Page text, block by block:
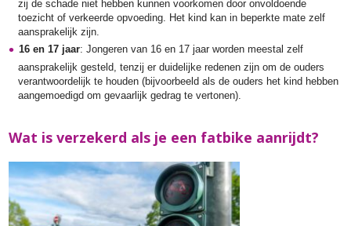
zij de schade niet hebben kunnen voorkomen door onvoldoende
toezicht of verkeerde opvoeding. Het kind kan in beperkte mate zelf
aansprakelijk zijn.
16 en 17 jaar: Jongeren van 16 en 17 jaar worden meestal zelf
aansprakelijk gesteld, tenzij er duidelijke redenen zijn om de ouders
verantwoordelijk te houden (bijvoorbeeld als de ouders het kind hebben
aangemoedigd om gevaarlijk gedrag te vertonen).
Wat is verzekerd als je een fatbike aanrijdt?